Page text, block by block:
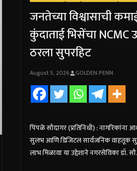
जनतेच्या विश्वासाची
कुंदाताई भिसेंचा NCMC
ठरला सुपरहिट
August 5, 2026 GOLDEN PENN
पिंपळे सौदागर (प्रतिनिधी) : नागरिकांना
सुलभ आणि डिजिटल सार्वजनिक वाहतूक
लाभ मिळावा या उद्देशाने नगरसेविका डॉ.